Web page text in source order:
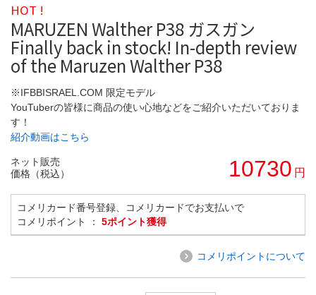
HOT !
MARUZEN Walther P38 ガスガン
Finally back in stock! In-depth review
of the Maruzen Walther P38
※IFBBISRAEL.COM 限定モデル
YouTuberの皆様に商品の使い心地などをご紹介いただいておりま
す！
紹介動画はこちら
ネット販売
価格（税込）
10730 円
コメリカード番号登録、コメリカードでお支払いで
コメリポイント ： 5ポイント獲得
コメリポイントについて